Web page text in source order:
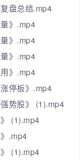
盘总结.mp4
》.mp4
》.mp4
》.mp4
》.mp4
停板》.mp4
势股》 (1).mp4
(1).mp4
.mp4
(1).mp4